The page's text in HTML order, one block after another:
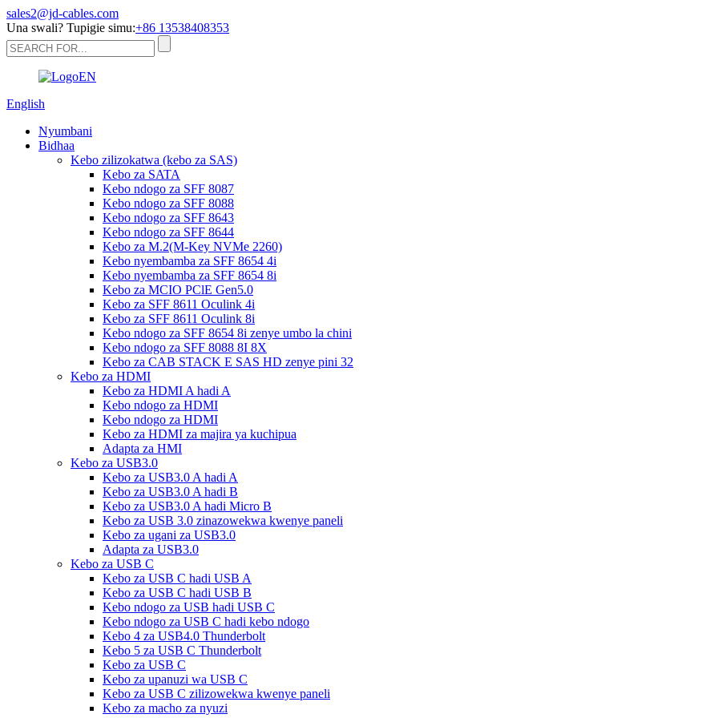
sales2@jd-cables.com
Una swali? Tupigie simu:+86 13538408353
English
Nyumbani
Bidhaa
Kebo zilizokatwa (kebo za SAS)
Kebo za SATA
Kebo ndogo za SFF 8087
Kebo ndogo za SFF 8088
Kebo ndogo za SFF 8643
Kebo ndogo za SFF 8644
Kebo za M.2(M-Key NVMe 2260)
Kebo nyembamba za SFF 8654 4i
Kebo nyembamba za SFF 8654 8i
Kebo za MCIO PClE Gen5.0
Kebo za SFF 8611 Oculink 4i
Kebo za SFF 8611 Oculink 8i
Kebo ndogo za SFF 8654 8i zenye umbo la chini
Kebo ndogo za SFF 8088 8I 8X
Kebo za CAB STACK E SAS HD zenye pini 32
Kebo za HDMI
Kebo za HDMI A hadi A
Kebo ndogo za HDMI
Kebo ndogo za HDMI
Kebo za HDMI za majira ya kuchipua
Adapta za HMI
Kebo za USB3.0
Kebo za USB3.0 A hadi A
Kebo za USB3.0 A hadi B
Kebo za USB3.0 A hadi Micro B
Kebo za USB 3.0 zinazowekwa kwenye paneli
Kebo za ugani za USB3.0
Adapta za USB3.0
Kebo za USB C
Kebo za USB C hadi USB A
Kebo za USB C hadi USB B
Kebo ndogo za USB hadi USB C
Kebo ndogo za USB C hadi kebo ndogo
Kebo 4 za USB4.0 Thunderbolt
Kebo 5 za USB C Thunderbolt
Kebo za USB C
Kebo za upanuzi wa USB C
Kebo za USB C zilizowekwa kwenye paneli
Kebo za macho za nyuzi